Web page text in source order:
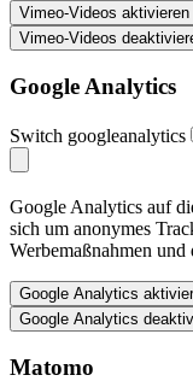
Google Analytics
Switch googleanalytics
Google Analytics auf
sich um anonymes
Werbemaßnahmen
Matomo